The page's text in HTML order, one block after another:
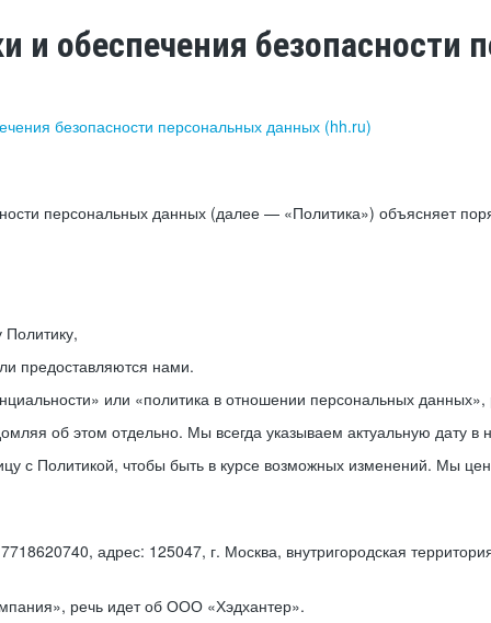
и обеспечения
безопасности персональных данных (hh.ru)
персональных данных (далее — «Политика») объясняет
предоставляются нами.
или «политика в отношении персональных данных»,
об этом отдельно. Мы всегда указываем актуальную дату в
с Политикой, чтобы быть в курсе возможных изменений. Мы
адрес: 125047, г. Москва, внутригородская
речь идет об ООО «Хэдхантер».